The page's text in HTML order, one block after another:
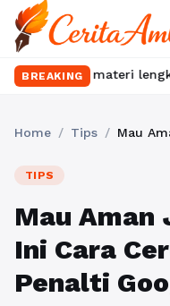
BREAKING
materi lengkap
Home / Tips /
TIPS
Mau
Ini Cara
Penalti